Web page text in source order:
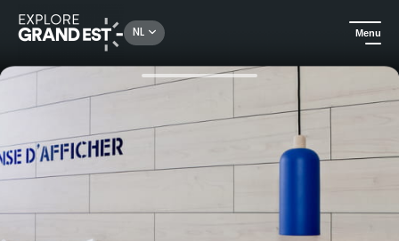
NL Menu
Kijk je ogen uit in de Grand Est Overnachting met ontbijt in het Ibis Styles Châlons-en-Champagne Centre